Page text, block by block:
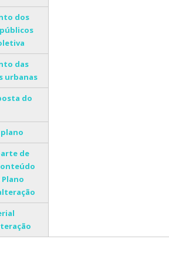
dos
das
urbanas
do
de